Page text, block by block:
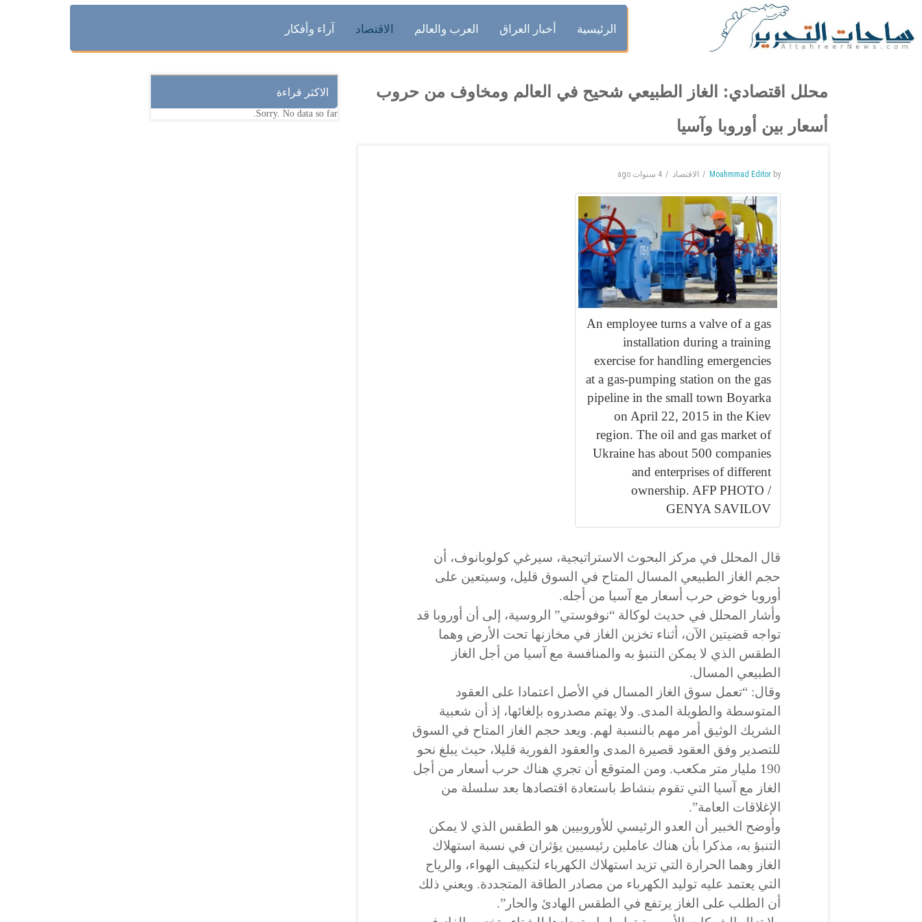
الرئيسية أخبار العراق العرب والعالم الاقتصاد آراء وأفكار
محلل اقتصادي: الغاز الطبيعي شحيح في العالم ومخاوف من حروب
أسعار بين أوروبا وآسيا
by
Moahmmad Editor الاقتصاد 4 سنوات ago
An employee turns a valve of a gas
installation during a training
exercise for handling emergencies
at a gas-pumping station on the gas
pipeline in the small town Boyarka
on April 22, 2015 in the Kiev
region. The oil and gas market of
Ukraine has about 500 companies
and enterprises of different
ownership. AFP PHOTO /
GENYA SAVILOV
قال المحلل في مركز البحوث الاستراتيجية، سيرغي كولوبانوف، أن
حجم الغاز الطبيعي المسال المتاح في السوق قليل، وسيتعين على
أوروبا خوض حرب أسعار مع آسيا من أجله.
وأشار المحلل في حديث لوكالة “نوفوستي” الروسية، إلى أن أوروبا قد
تواجه قضيتين الآن، أثناء تخزين الغاز في مخازنها تحت الأرض وهما
الطقس الذي لا يمكن التنبؤ به والمنافسة مع آسيا من أجل الغاز
الطبيعي المسال.
وقال: “تعمل سوق الغاز المسال في الأصل اعتمادا على العقود
المتوسطة والطويلة المدى. ولا يهتم مصدروه بإلغائها، إذ أن شعبية
الشريك الوثيق أمر مهم بالنسبة لهم. ويعد حجم الغاز المتاح في السوق
للتصدير وفق العقود قصيرة المدى والعقود الفورية قليلا، حيث يبلغ نحو
190 مليار متر مكعب. ومن المتوقع أن تجري هناك حرب أسعار من أجل
الغاز مع آسيا التي تقوم بنشاط باستعادة اقتصادها بعد سلسلة من
الإغلاقات العامة”.
وأوضح الخبير أن العدو الرئيسي للأوروبيين هو الطقس الذي لا يمكن
التنبؤ به، مذكرا بأن هناك عاملين رئيسيين يؤثران في نسبة استهلاك
الغاز وهما الحرارة التي تزيد استهلاك الكهرباء لتكييف الهواء، والرياح
التي يعتمد عليه توليد الكهرباء من مصادر الطاقة المتجددة. ويعني ذلك
أن الطلب على الغاز يرتفع في الطقس الهادئ والحار”.
الاكثر قراءة
Sorry. No data so far.